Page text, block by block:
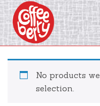
No products
selection.